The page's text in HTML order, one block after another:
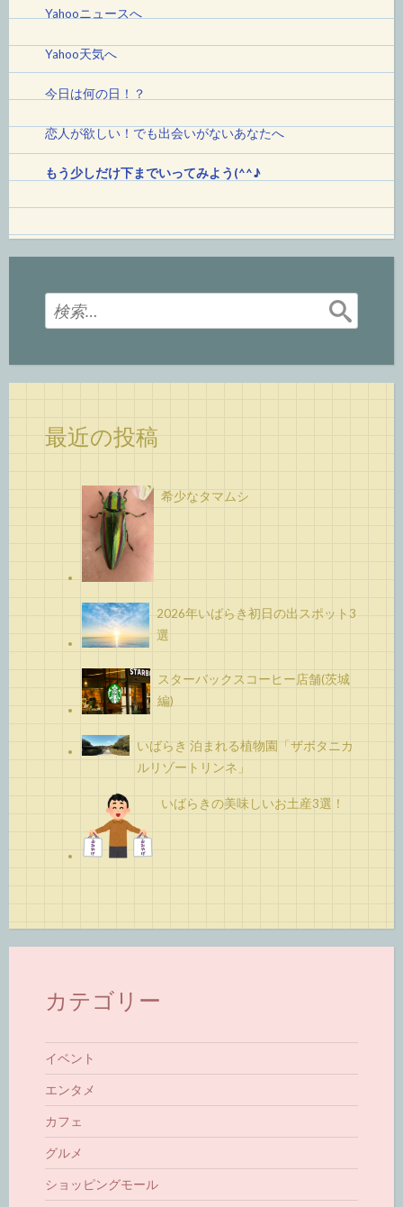
Yahooニュースへ
Yahoo天気へ
今日は何の日！ ？
恋人が欲しい！でも出会いがないあなたへ
もう少しだけ下までいってみよう(^^♪
索:
最近の投稿
希少なタマムシ
2026年いばらき初日の出スポット3
選
スターバックスコーヒー店舗(茨城
編)
いばらき 泊まれる植物園「ザボタニカ
ルリゾートリンネ」
いばらきの美味しいお土産3選！
カテゴリー
イベント
エンタメ
カフェ
グルメ
ショッピングモール